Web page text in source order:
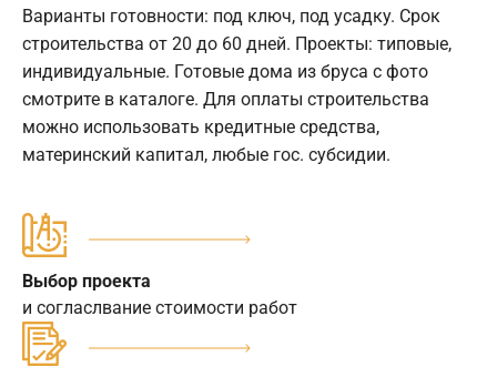
Варианты готовности: под ключ, под усадку. Срок
строительства от 20 до 60 дней. Проекты: типовые,
индивидуальные. Готовые дома из бруса с фото
смотрите в каталоге. Для оплаты строительства
можно использовать кредитные средства,
материнский капитал, любые гос. субсидии.
Выбор проекта
и согласлвание стоимости работ